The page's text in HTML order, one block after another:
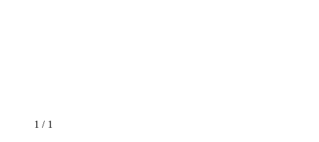
1 / 1